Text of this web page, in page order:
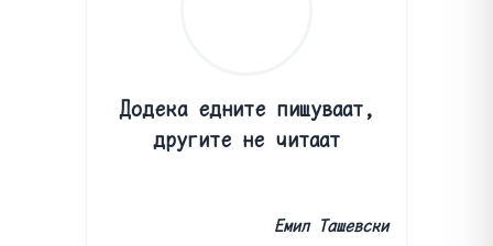
Додека едните пишуваат,
другите не читаат
Емил Ташевски